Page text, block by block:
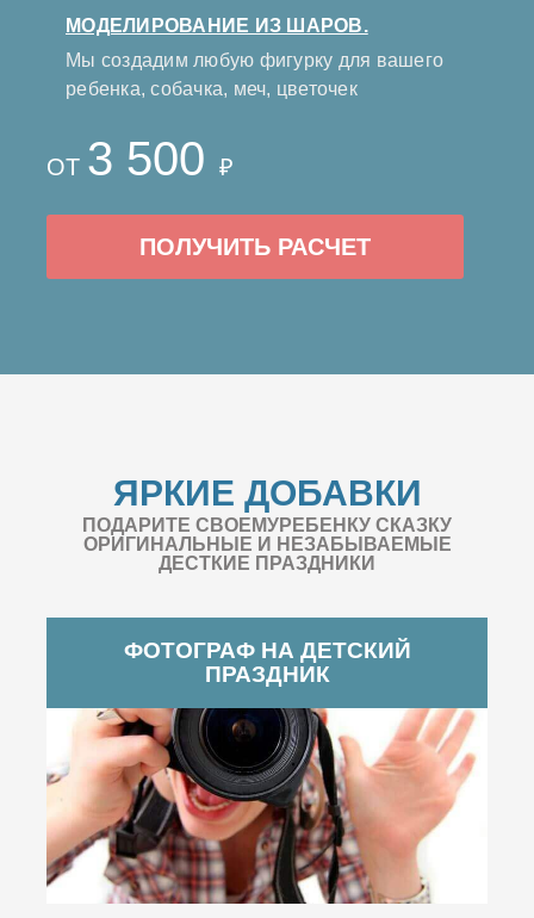
МОДЕЛИРОВАНИЕ ИЗ ШАРОВ.
Мы создадим любую фигурку для вашего
ребенка, собачка, меч, цветочек
ОТ 3 500 ₽
ПОЛУЧИТЬ РАСЧЕТ
ЯРКИЕ ДОБАВКИ
ПОДАРИТЕ СВОЕМУРЕБЕНКУ СКАЗКУ
ОРИГИНАЛЬНЫЕ И НЕЗАБЫВАЕМЫЕ
ДЕСТКИЕ ПРАЗДНИКИ
ФОТОГРАФ НА ДЕТСКИЙ
ПРАЗДНИК